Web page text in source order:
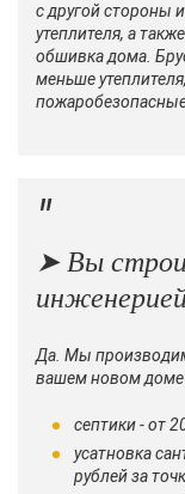
с другой стороны
утеплителя, а
обшивка дома.
меньше
➤ Вы
Да. Мы
вашем новом
септики - от
усатновка
рублей за